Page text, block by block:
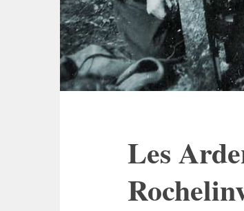
Les